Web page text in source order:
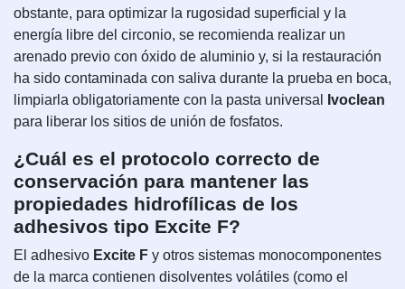
obstante, para optimizar la rugosidad superficial y la
energía libre del circonio, se recomienda realizar un
arenado previo con óxido de aluminio y, si la restauración
ha sido contaminada con saliva durante la prueba en boca,
limpiarla obligatoriamente con la pasta universal
Ivoclean
para liberar los sitios de unión de fosfatos.
¿Cuál es el protocolo correcto de
conservación para mantener las
propiedades hidrofílicas de los
adhesivos tipo Excite F?
El adhesivo Excite F y otros sistemas monocomponentes
de la marca contienen disolventes volátiles (como el